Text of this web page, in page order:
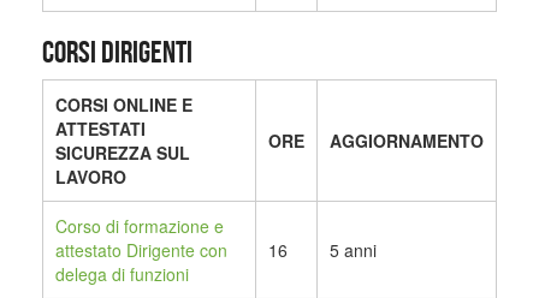
CORSI DIRIGENTI
CORSI ONLINE E
ATTESTATI
SICUREZZA SUL
LAVORO
ORE AGGIORNAMENTO
Corso di formazione e
attestato Dirigente con
delega di funzioni
16 5 anni